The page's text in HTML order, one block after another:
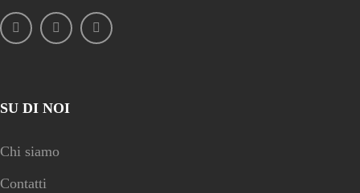
SU DI NOI
Chi siamo
Contatti